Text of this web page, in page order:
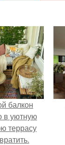
балкон
в уютную
террасу